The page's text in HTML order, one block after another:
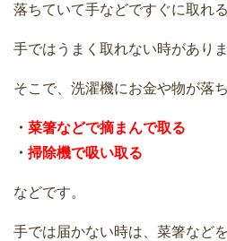
落ちていて手などですぐに取れ
手ではうまく取れない時がありま
そこで、洗濯機にお金や物が落
・ 菜箸などで摘まんで取る
・ 掃除機で吸い取る
などです。
手では届かない時は、菜箸など